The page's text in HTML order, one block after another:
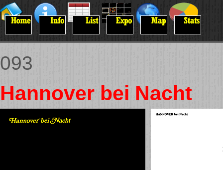
093
Hannover bei Nacht